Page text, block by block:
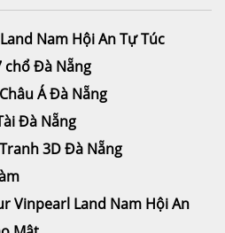
Nam Hội An Tự Túc
chổ Đà Nẵng
Á Đà Nẵng
Đà Nẵng
3D Đà Nẵng
Vinpearl Land Nam Hội An